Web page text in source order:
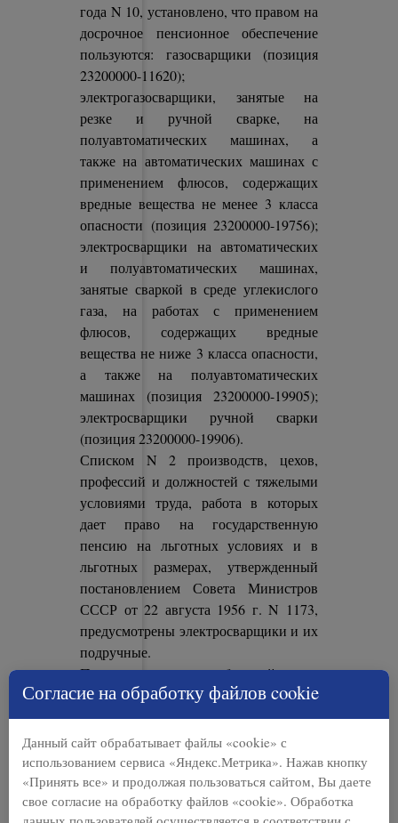
Согласие на обработку файлов cookie
Данный сайт обрабатывает файлы «cookie» с
использованием сервиса «Яндекс.Метрика». Нажав кнопку
«Принять все» и продолжая пользоваться сайтом, Вы даете
свое согласие на обработку файлов «cookie». Обработка
года N 10, установлено, что правом на
досрочное пенсионное обеспечение
пользуются: газосварщики (позиция
23200000-11620);
электрогазосварщики, занятые на
резке и ручной сварке, на
полуавтоматических машинах, а
также на автоматических машинах с
применением флюсов, содержащих
вредные вещества не менее 3 класса
опасности (позиция 23200000-19756);
электросварщики на автоматических
и полуавтоматических машинах,
занятые сваркой в среде углекислого
газа, на работах с применением
флюсов, содержащих вредные
вещества не ниже 3 класса опасности,
а также на полуавтоматических
машинах (позиция 23200000-19905);
электросварщики ручной сварки
(позиция 23200000-19906).
Списком N 2 производств, цехов,
профессий и должностей с тяжелыми
условиями труда, работа в которых
дает право на государственную
пенсию на льготных условиях и в
льготных размерах, утвержденный
постановлением Совета Министров
СССР от 22 августа 1956 г. N 1173,
предусмотрены электросварщики и их
подручные.
При этом требований о
подтверждении занятости рабочих
указанных профессий на резке и
ручной сварке, в отличие от Списка
№ 2 от 1991 года, названный Список
не содержит. При этом время
выполнявших до 01.01.1992 работ,